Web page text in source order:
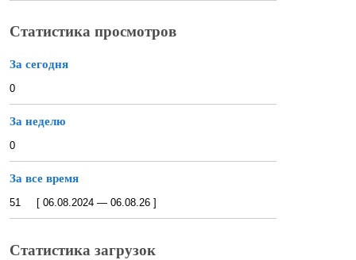
Статистика просмотров
За сегодня
0
За неделю
0
За все время
51 [ 06.08.2024 — 06.08.26 ]
Статистика загрузок